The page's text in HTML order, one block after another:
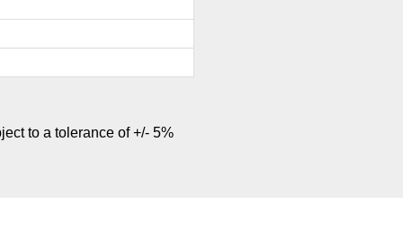
to a tolerance of +/- 5%